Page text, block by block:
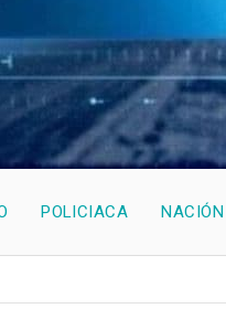
POLICIACA NACIÓN